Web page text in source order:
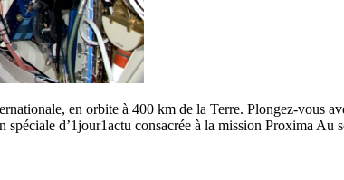
en orbite à 400 km de la Terre. Plongez-vous
d’1jour1actu consacrée à la mission Proxima Au